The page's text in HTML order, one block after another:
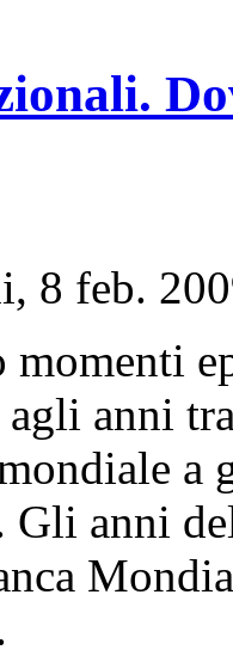
8 feb.
anni
a
Gli anni